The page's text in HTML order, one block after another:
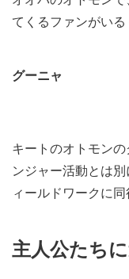
てくるファンがいる
グーニャ
キートのオトモン
ンジャー活動とは
ィールドワークに同
主人公たち